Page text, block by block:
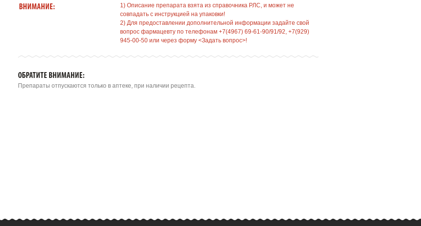
ВНИМАНИЕ:
1) Описание препарата взята из справочника РЛС, и может не
совпадать с инструкцией на упаковки!
2) Для предоставлении дополнительной информации задайте свой
вопрос фармацевту по телефонам +7(4967) 69-61-90/91/92, +7(929)
945-00-50 или через форму <Задать вопрос>!
ОБРАТИТЕ ВНИМАНИЕ:
Препараты отпускаются только в аптеке, при наличии рецепта.